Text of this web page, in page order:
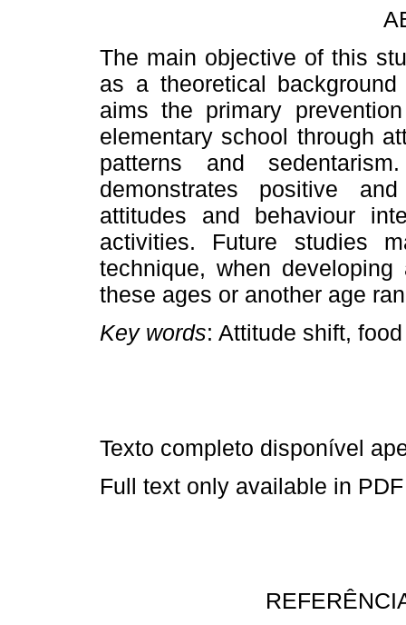
The main objective of this
as a theoretical
aims the primary
elementary school through
patterns and
demonstrates positive
attitudes and behaviour
activities. Future studies
technique, when
these ages or another age
Key words: Attitude shift,
Texto completo disponível
Full text only available in